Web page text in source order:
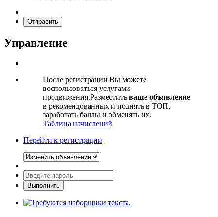
Отправить
Управление
После регистрации Вы можете
воспользоваться услугами
продвижения.Разместить ваше объявление
в рекомендованных и поднять в ТОП,
заработать баллы и обменять их.
Таблица начислений
Перейти к регистрации